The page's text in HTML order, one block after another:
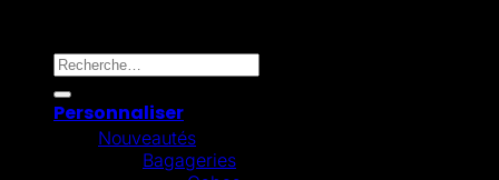
Personnaliser
Nouveautés
Bagageries